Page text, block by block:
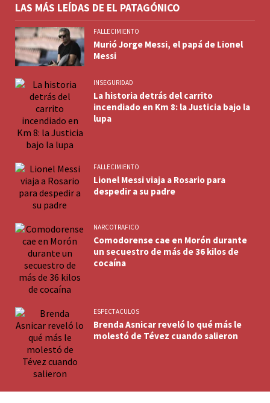
LAS MÁS LEÍDAS DE EL PATAGÓNICO
FALLECIMIENTO
Murió Jorge Messi, el papá de Lionel
Messi
INSEGURIDAD
La historia detrás del carrito
incendiado en Km 8: la Justicia bajo la
lupa
FALLECIMIENTO
Lionel Messi viaja a Rosario para
despedir a su padre
NARCOTRAFICO
Comodorense cae en Morón durante
un secuestro de más de 36 kilos de
cocaína
ESPECTACULOS
Brenda Asnicar reveló lo qué más le
molestó de Tévez cuando salieron